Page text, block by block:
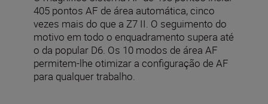
405 pontos AF de área automática, cinco
vezes mais do que a Z7 II. O seguimento do
motivo em todo o enquadramento supera até
o da popular D6. Os 10 modos de área AF
permitem-lhe otimizar a configuração de AF
para qualquer trabalho.